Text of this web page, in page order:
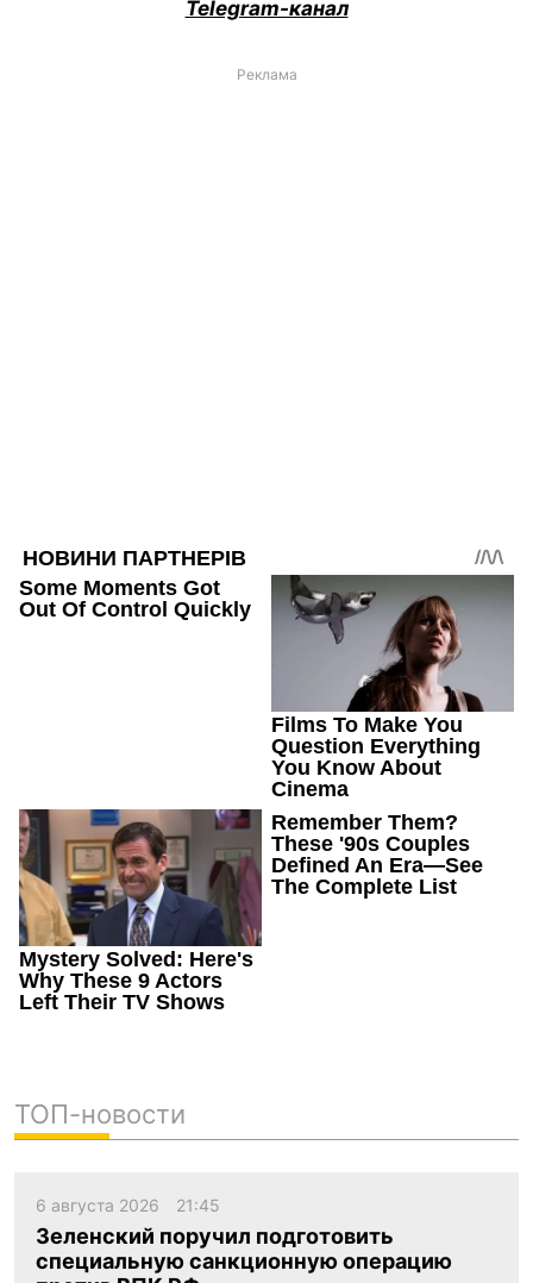
Telegram-канал
Реклама
ТОП-новости
6 августа 2026 21:45
Зеленский поручил подготовить
специальную санкционную операцию